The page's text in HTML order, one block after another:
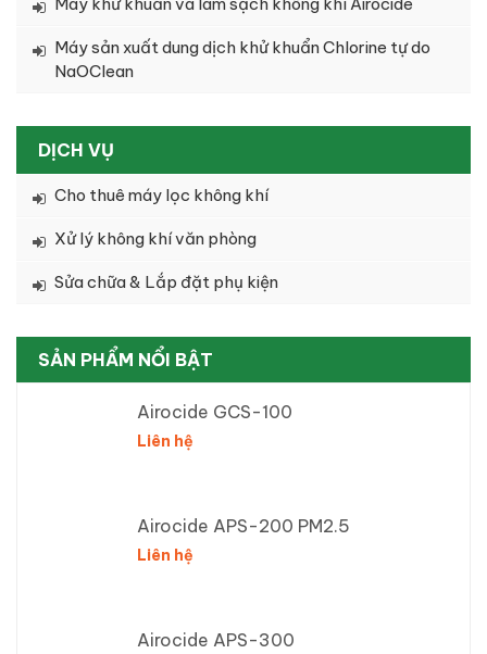
Máy sản xuất dung dịch khử khuẩn Chlorine tự do
NaOClean
DỊCH VỤ
Cho thuê máy lọc không khí
Xử lý không khí văn phòng
Sửa chữa & Lắp đặt phụ kiện
SẢN PHẨM NỔI BẬT
Airocide GCS-100
Liên hệ
Airocide APS-200 PM2.5
Liên hệ
Airocide APS-300